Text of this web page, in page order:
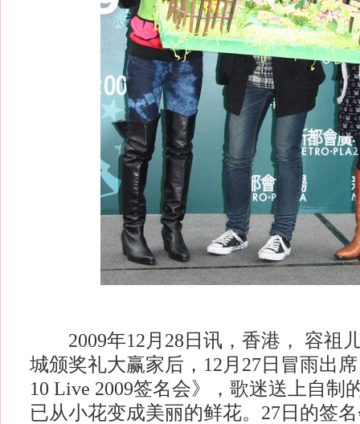
2009年12月28日讯，香港， 容祖
城颁奖礼大赢家后，12月27日冒雨出席
10 Live 2009签名会》，歌迷送上自制
已从小花变成美丽的鲜花。27日的签